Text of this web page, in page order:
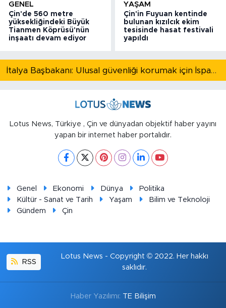
GENEL
Çin'de 560 metre
yüksekliğindeki Büyük
Tianmen Köprüsü'nün
inşaatı devam ediyor
YAŞAM
Çin'in Fuyuan kentinde
bulunan kızılcık ekim
tesisinde hasat festivali
yapıldı
İtalya Başbakanı: Ulusal güvenliği korumak için İspanya ile Schengen kapsamındaki serbest dolaşımı askıya alıyoruz
Lotus News, Türkiye , Çin ve dünyadan objektif haber yayını
yapan bir internet haber portalıdır.
Genel Ekonomi Dünya
Politika
Kültür - Sanat ve Tarih
Yaşam
Bilim ve Teknoloji
Gündem
Çin
RSS
Lotus News - Copyright © 2022. Her hakkı
saklıdır.
Haber Yazılımı: TE Bilişim